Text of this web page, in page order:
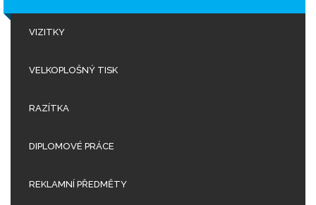
VIZITKY
VELKOPLOŠNÝ TISK
RAZÍTKA
DIPLOMOVÉ PRÁCE
REKLAMNÍ PŘEDMĚTY